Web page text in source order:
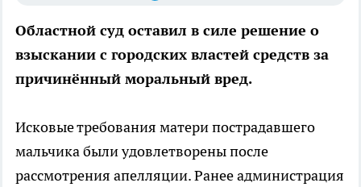
Областной суд оставил в силе решение о
взыскании с городских властей средств за
причинённый моральный вред.
Исковые требования матери пострадавшего
мальчика были удовлетворены после
рассмотрения апелляции. Ранее администрация